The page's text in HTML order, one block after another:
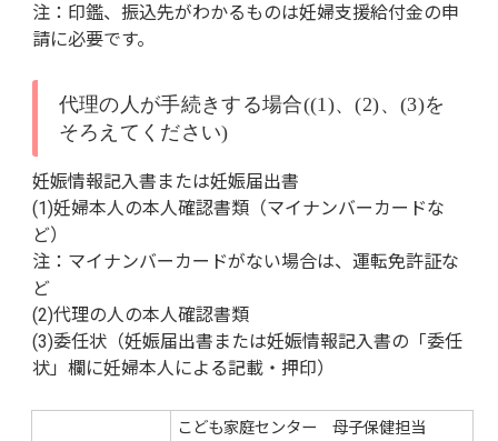
注：印鑑、振込先がわかるものは妊婦支援給付金の申
請に必要です。
代理の人が手続きする場合((1)、(2)、(3)を
そろえてください)
妊娠情報記入書または妊娠届出書
(1)妊婦本人の本人確認書類（マイナンバーカードな
ど）
注：マイナンバーカードがない場合は、運転免許証な
ど
(2)代理の人の本人確認書類
(3)委任状（妊娠届出書または妊娠情報記入書の「委任
状」欄に妊婦本人による記載・押印）
こども家庭センター 母子保健担当